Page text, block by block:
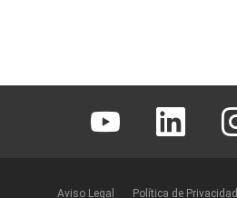
Youtube Linkedin
Aviso Legal Política de Privacidad